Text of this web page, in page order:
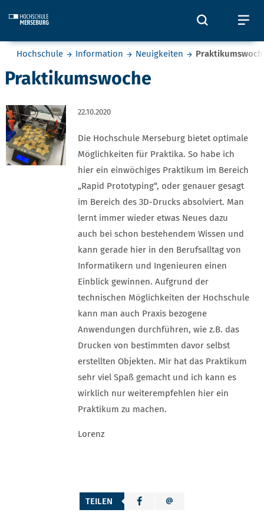
Öffnet
Sie befinden sich hier:
Hochschule Information Neuigkeiten
Praktikumswoche
22.10.2020
Die Hochschule Merseburg bietet optimale
Möglichkeiten für Praktika. So habe ich
hier ein einwöchiges Praktikum im Bereich
„Rapid Prototyping“, oder genauer gesagt
im Bereich des 3D-Drucks absolviert. Man
lernt immer wieder etwas Neues dazu
auch bei schon bestehendem Wissen und
kann gerade hier in den Berufsalltag von
Informatikern und Ingenieuren einen
Einblick gewinnen. Aufgrund der
technischen Möglichkeiten der Hochschule
kann man auch Praxis bezogene
Anwendungen durchführen, wie z.B. das
Drucken von bestimmten davor selbst
erstellten Objekten. Mir hat das Praktikum
sehr viel Spaß gemacht und ich kann es
wirklich nur weiterempfehlen hier ein
Praktikum zu machen.
Lorenz
TEILEN